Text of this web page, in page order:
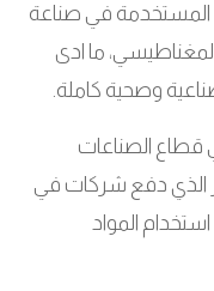
المستخدمة في صناعة
ما ادى
وصحية كاملة.
قطاع الصناعات
الذي دفع شركات في
المواد